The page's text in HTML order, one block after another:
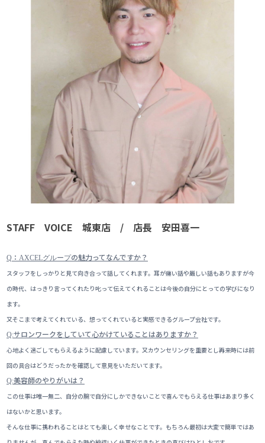
STAFF VOICE 城東店 / 店長 安田喜一
Q ： AXCELグループの魅力ってなんですか？
スタッフをしっかりと見て向き合って話してくれます。耳が痛い話や厳しい話もありますが今
の時代、はっきり言ってくれたり叱って伝えてくれることは今後の自分にとっての学びになり
ます。
又そこまで考えてくれている、想ってくれていると実感できるグループ会社です。
Q:サロンワークをしていて心かけていることはありますか？
心地よく過ごしてもらえるように配慮しています。又カウンセリングを重要とし再来時には前
回の具合はどうだったかを確認して意見をいただいてます。
Q:美容師のやりがいは？
この仕事は唯一無二、自分の腕で自分にしかできないことで喜んでもらえる仕事はあまり多く
はないかと思います。
そんな仕事に携われることはとても楽しく幸せなことです。もちろん最初は大変で簡単ではあ